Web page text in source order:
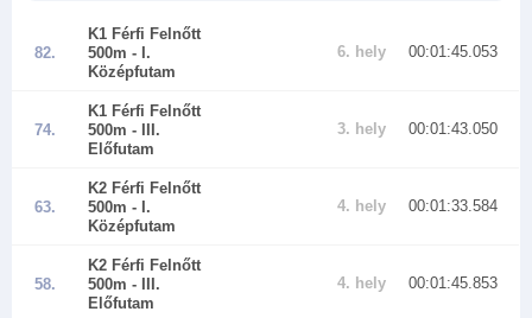
82.
K1 Férfi Felnőtt
500m - I.
Középfutam
6. hely 00:01:45.053
74.
K1 Férfi Felnőtt
500m - III.
Előfutam
3. hely 00:01:43.050
63.
K2 Férfi Felnőtt
500m - I.
Középfutam
4. hely 00:01:33.584
58.
K2 Férfi Felnőtt
500m - III.
Előfutam
4. hely 00:01:45.853